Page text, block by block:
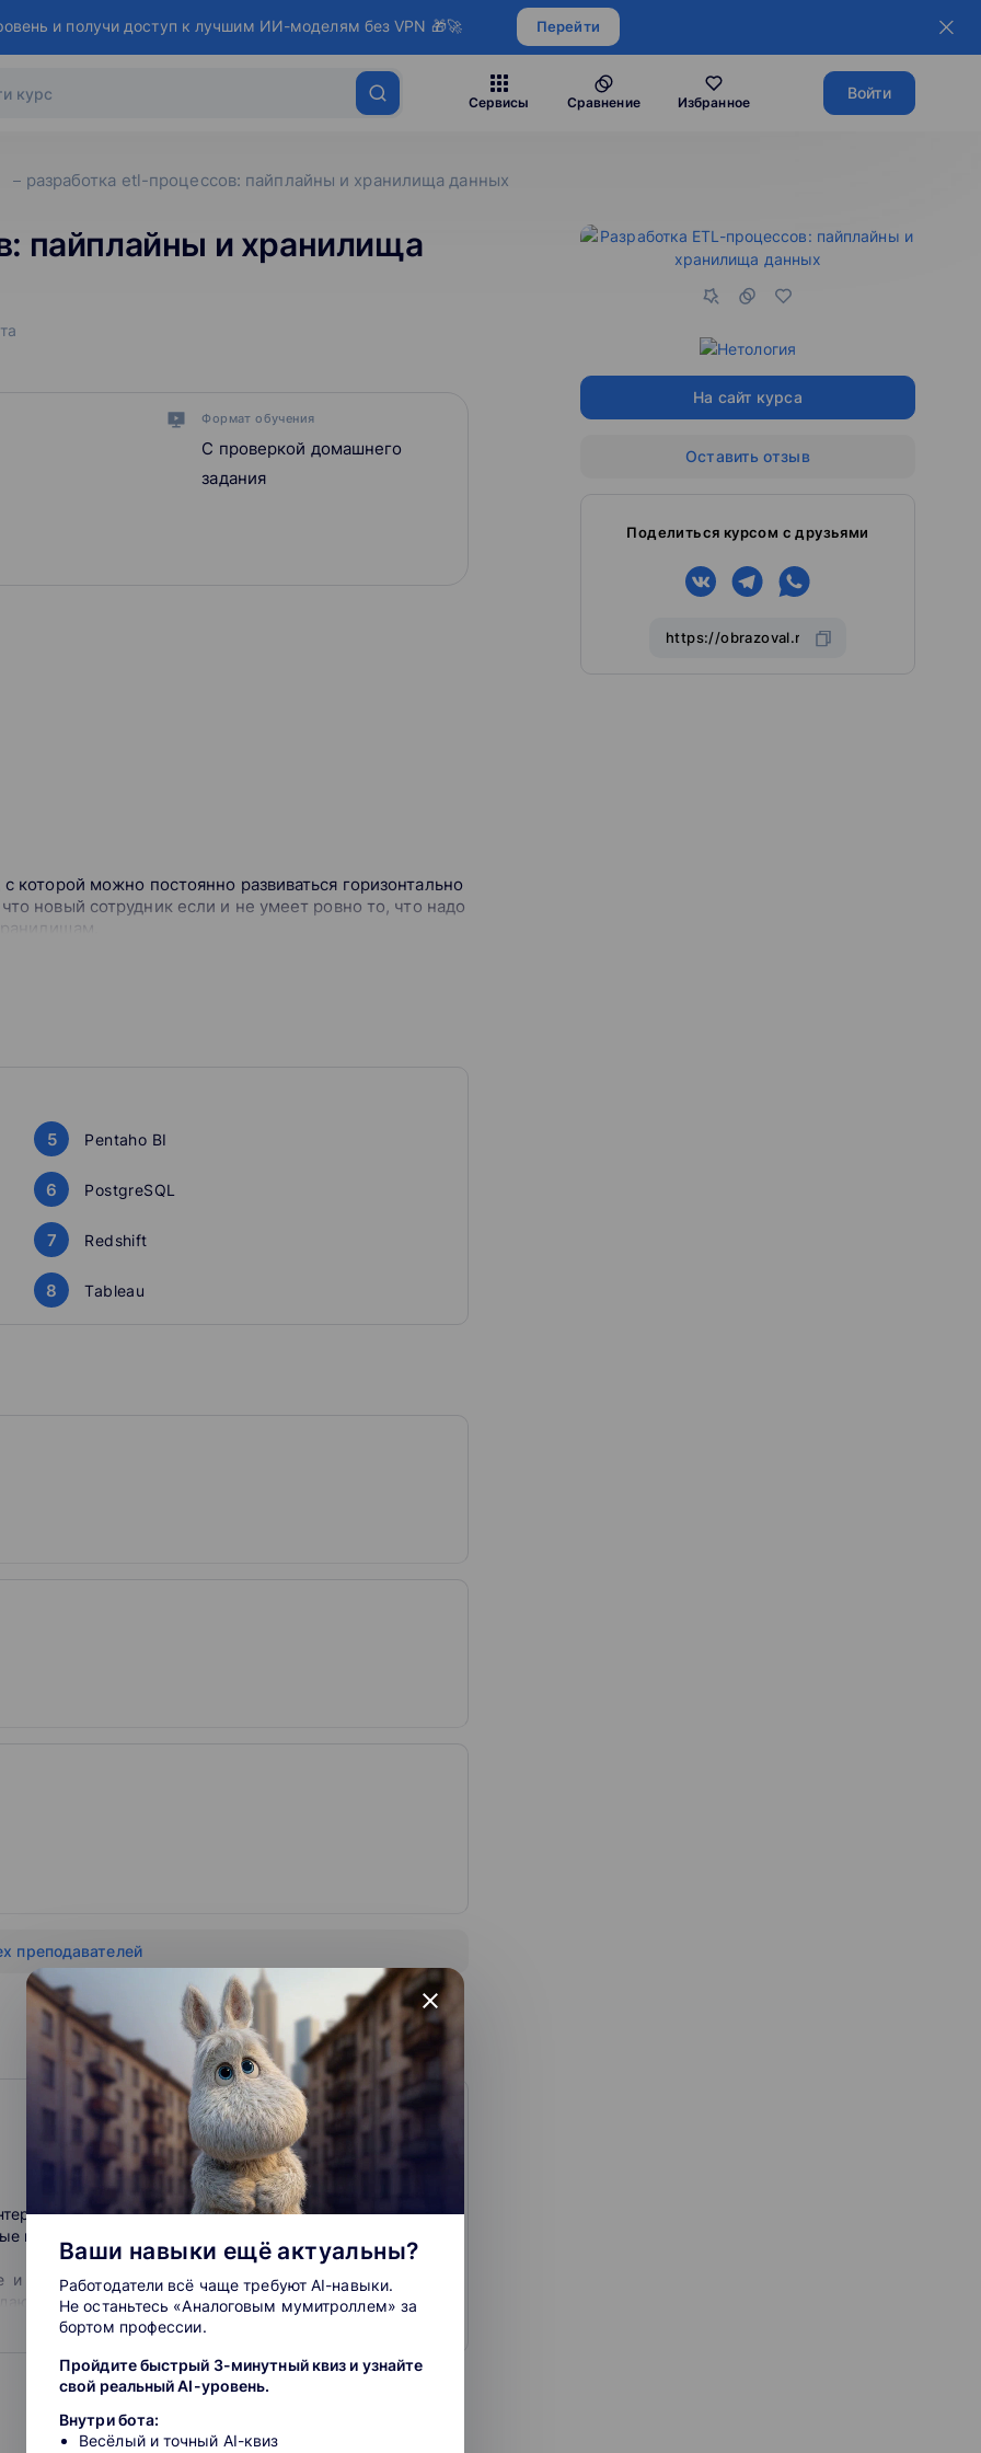
и получи доступ к лучшим ИИ-моделям без VPN 🎁🚀 Перейти
Сервисы Сравнение Избранное
Войти
разработка etl-процессов: пайплайны и хранилища данных
пайплайны и хранилища
Формат обучения
С проверкой домашнего
задания
которой можно постоянно развиваться горизонтально
новый сотрудник если и не умеет ровно то, что надо
5 Pentaho BI
6 PostgreSQL
7 Redshift
8 Tableau
преподавателей
продвижению и управлению проектами онлайн.
курсы для быстрого обучения.
и дополнительному обучению специалистов в области
в этом университете высококлассные специалисты,
Mail.ru, Альфа-Банк и других крупнейших компаниях.
площадки являются предприниматель Максим
Нетологии, и его жена Юлия Спиридонова-Микеда,
На сайт курса
Оставить отзыв
Поделиться курсом с друзьями
close
Ваши навыки ещё актуальны?
Работодатели всё чаще требуют AI-навыки.
Не останьтесь «Аналоговым мумитроллем» за
бортом профессии.
Пройдите быстрый 3-минутный квиз и узнайте
свой реальный AI-уровень.
Внутри бота:
Весёлый и точный AI-квиз